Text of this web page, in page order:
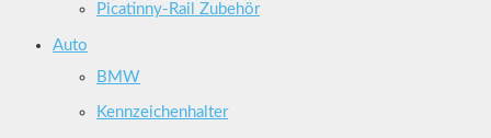
Picatinny-Rail Zubehör
Auto
BMW
Kennzeichenhalter